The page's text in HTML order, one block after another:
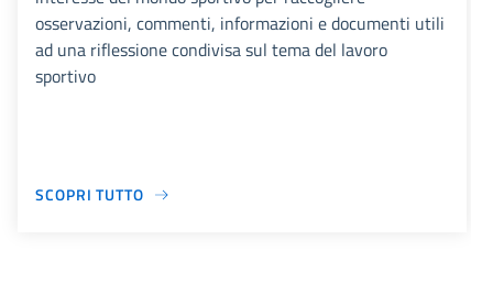
osservazioni, commenti, informazioni e documenti utili
ad una riflessione condivisa sul tema del lavoro
sportivo
SCOPRI TUTTO